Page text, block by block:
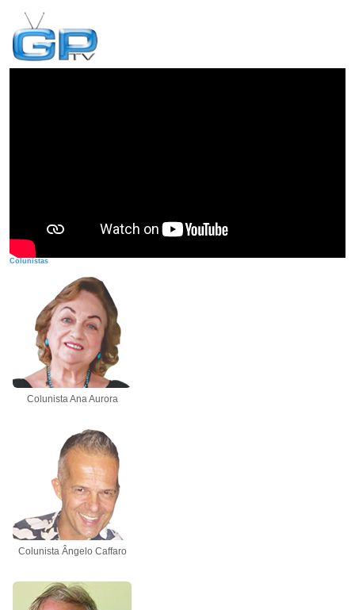
Colunistas
Colunista Ana Aurora
Colunista Ângelo Caffaro